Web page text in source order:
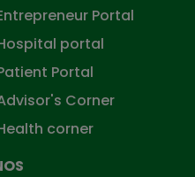
Portal
portal
Portal
Corner
corner